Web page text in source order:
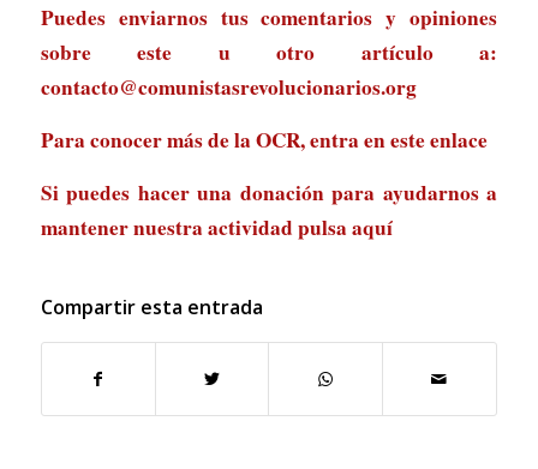
Puedes enviarnos tus comentarios y opiniones
sobre este u otro artículo a:
contacto@comunistasrevolucionarios.org
Para conocer más de la OCR, entra eneste enlace
Si puedes hacer una donación para ayudarnos a
mantener nuestra actividad pulsa aquí
Compartir esta entrada